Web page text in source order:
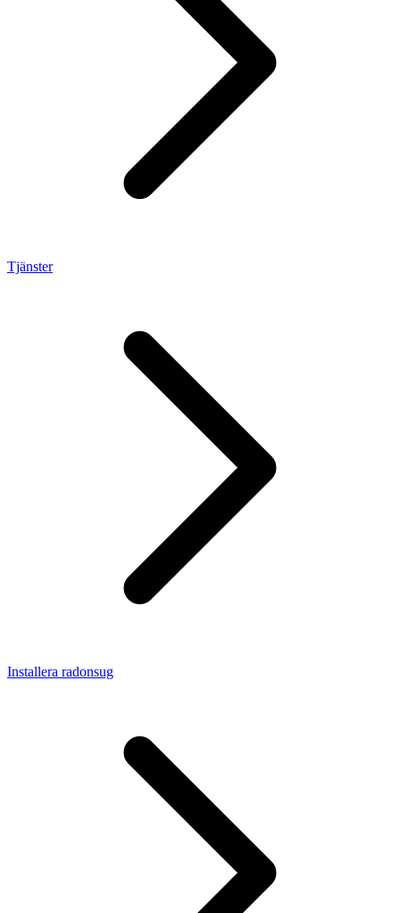
Tjänster
Installera radonsug